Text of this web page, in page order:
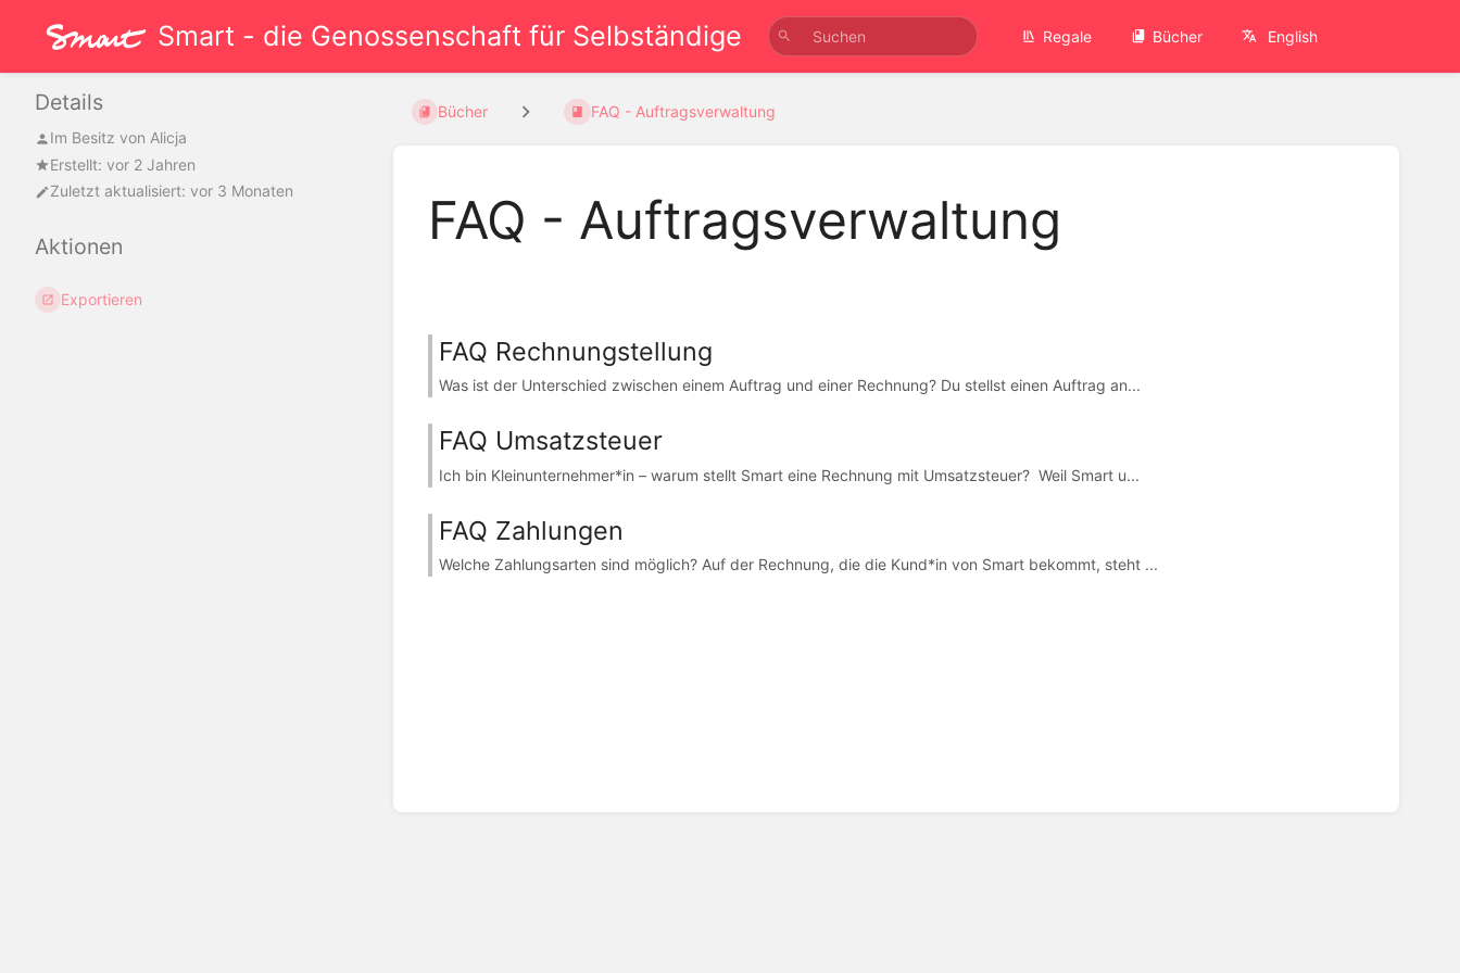
Smart - die Genossenschaft für Selbständige Regale Bücher English
Details
Im Besitz von Alicja
Erstellt: vor 2 Jahren
Zuletzt aktualisiert: vor 3 Monaten
Aktionen
Exportieren
Bücher FAQ - Auftragsverwaltung
FAQ - Auftragsverwaltung
FAQ Rechnungstellung
Was ist der Unterschied zwischen einem Auftrag und einer Rechnung? Du stellst einen Auftrag an...
FAQ Umsatzsteuer
Ich bin Kleinunternehmer*in – warum stellt Smart eine Rechnung mit Umsatzsteuer? Weil Smart u...
FAQ Zahlungen
Welche Zahlungsarten sind möglich? Auf der Rechnung, die die Kund*in von Smart bekommt, steht ...